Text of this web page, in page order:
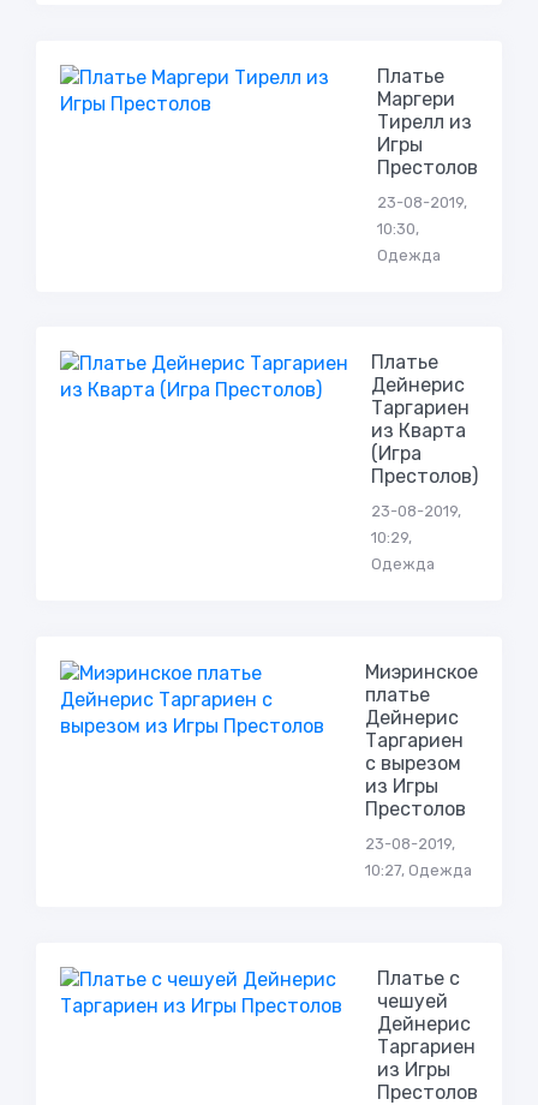
Платье
Маргери
Тирелл из
Игры
Престолов
23-08-2019,
10:30,
Одежда
Платье
Дейнерис
Таргариен
из Кварта
(Игра
Престолов)
23-08-2019,
10:29,
Одежда
Миэринское
платье
Дейнерис
Таргариен
с вырезом
из Игры
Престолов
23-08-2019,
10:27, Одежда
Платье с
чешуей
Дейнерис
Таргариен
из Игры
Престолов